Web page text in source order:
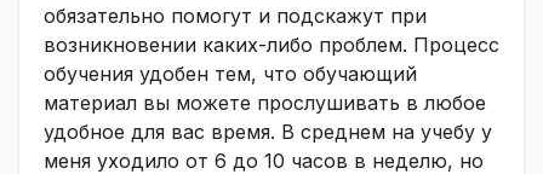
обязательно помогут и подскажут при
возникновении каких-либо проблем. Процесс
обучения удобен тем, что обучающий
материал вы можете прослушивать в любое
удобное для вас время. В среднем на учебу у
меня уходило от 6 до 10 часов в неделю, но